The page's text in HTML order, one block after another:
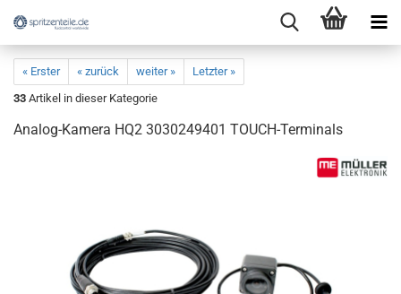
« Erster « zurück weiter »
Letzter »
33 Artikel in dieser Kategorie
Analog-Kamera HQ2 3030249401 TOUCH-Terminals